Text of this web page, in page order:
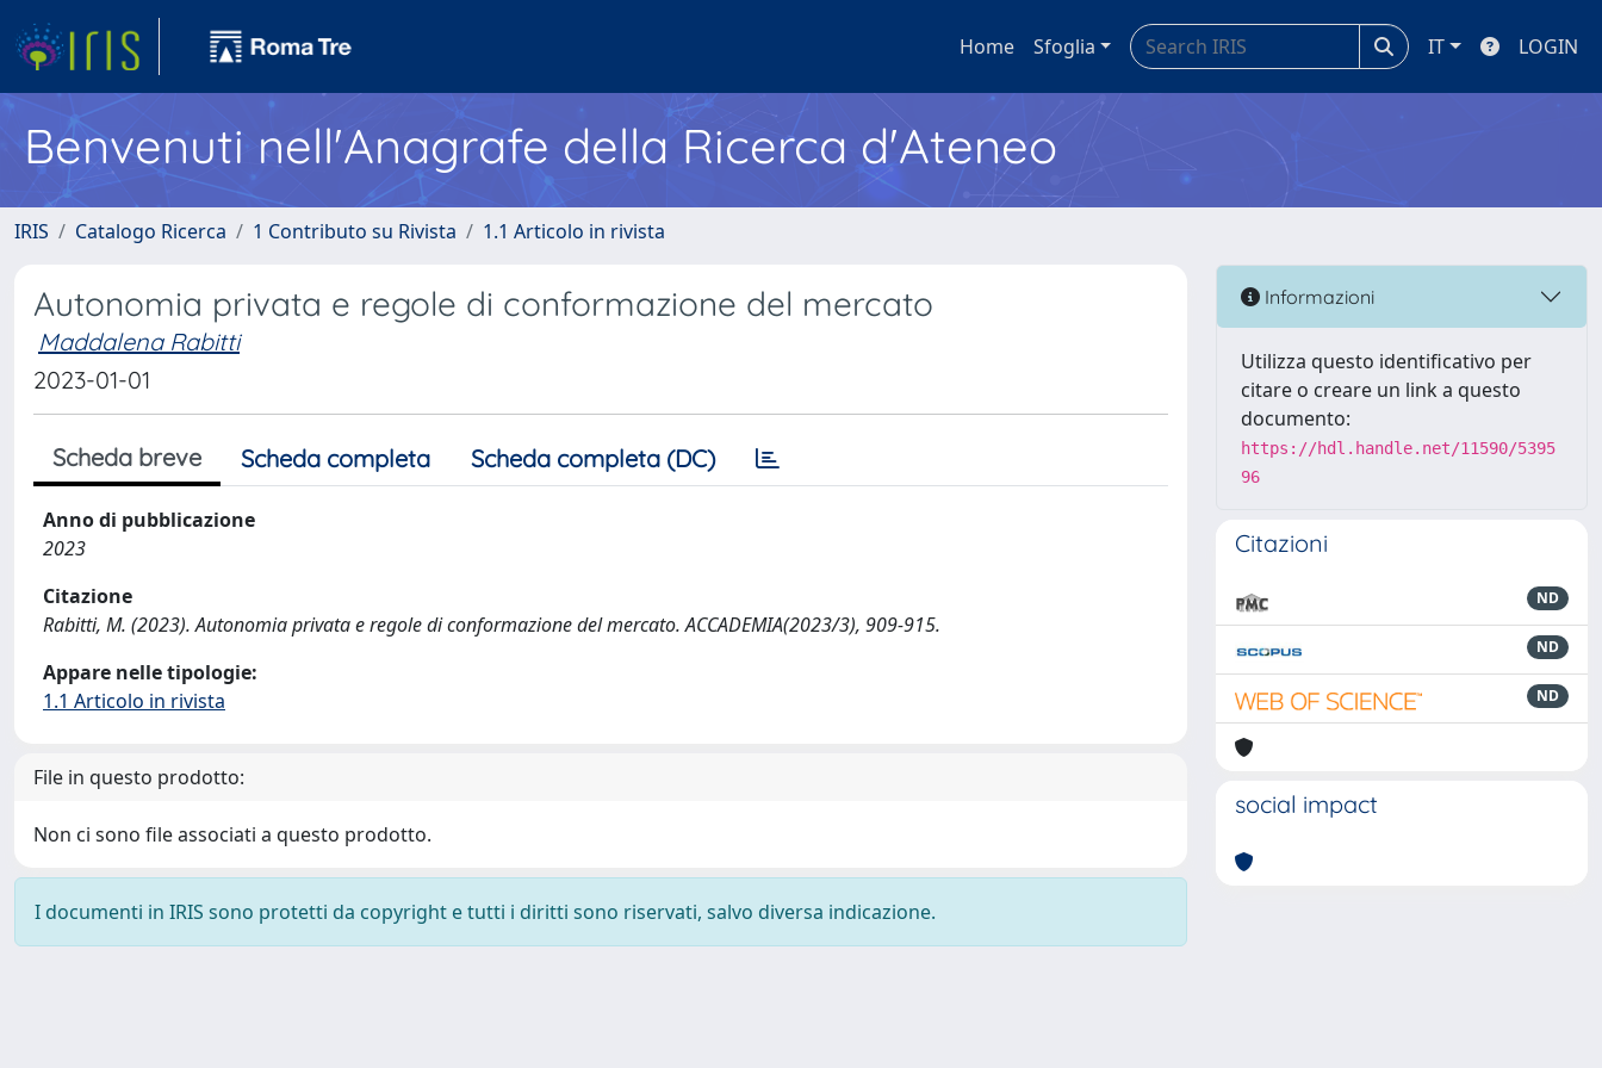
Home Sfoglia IT LOGIN
Benvenuti nell'Anagrafe della Ricerca d'Ateneo
IRIS Catalogo Ricerca 1 Contributo su Rivista 1.1 Articolo in rivista
Autonomia privata e regole di conformazione del mercato
Maddalena Rabitti
2023-01-01
Scheda breve Scheda completa Scheda completa (DC)
Anno di pubblicazione
2023
Citazione
Rabitti, M. (2023). Autonomia privata e regole di conformazione del mercato. ACCADEMIA(2023/3), 909-915.
Appare nelle tipologie:
1.1 Articolo in rivista
File in questo prodotto:
Non ci sono file associati a questo prodotto.
I documenti in IRIS sono protetti da copyright e tutti i diritti sono riservati, salvo diversa indicazione.
Informazioni
Utilizza questo identificativo per
citare o creare un link a questo
documento:
https://hdl.handle.net/11590/5395
96
Citazioni
ND
ND
ND
social impact